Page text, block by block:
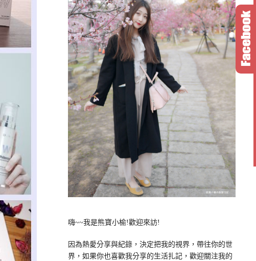
嗨~~我是熊寶小榆!歡迎來訪!
因為熱愛分享與紀錄，決定把我的視界，帶往你的世
界，如果你也喜歡我分享的生活扎記，歡迎關注我的